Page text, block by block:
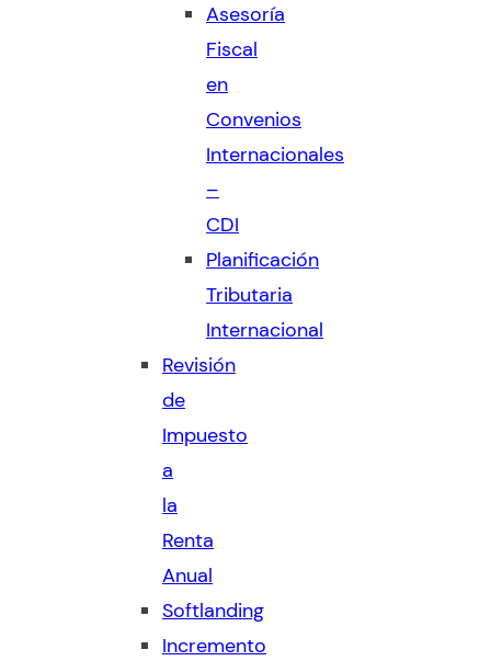
Asesoría
Fiscal
en
Convenios
Internacionales
–
CDI
Planificación
Tributaria
Internacional
Revisión
de
Impuesto
a
la
Renta
Anual
Softlanding
Incremento